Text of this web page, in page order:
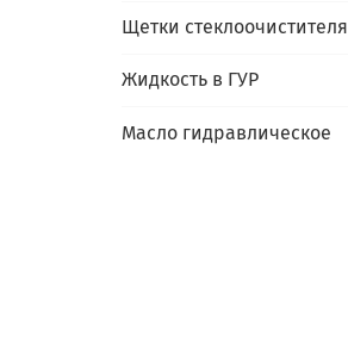
Щетки стеклоочистителя
Жидкость в ГУР
Масло гидравлическое